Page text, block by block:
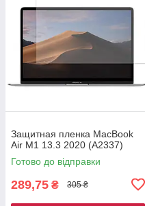
Защитная пленка MacBook
Air M1 13.3 2020 (A2337)
Готово до відправки
289,75 ₴ 305 ₴